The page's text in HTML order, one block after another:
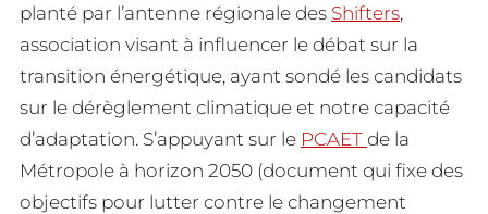
planté par l’antenne régionale des Shifters,
association visant à influencer le débat sur la
transition énergétique, ayant sondé les candidats
sur le dérèglement climatique et notre capacité
d’adaptation. S’appuyant sur le PCAET de la
Métropole à horizon 2050 (document qui fixe des
objectifs pour lutter contre le changement